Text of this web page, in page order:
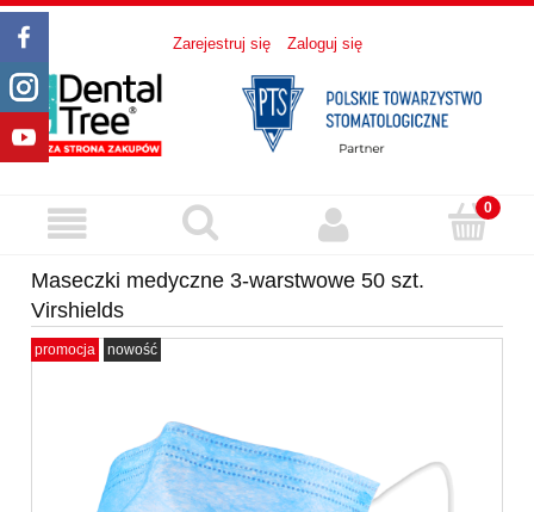
Zarejestruj się Zaloguj się
Maseczki medyczne 3-warstwowe 50 szt.
Virshields
promocja nowość